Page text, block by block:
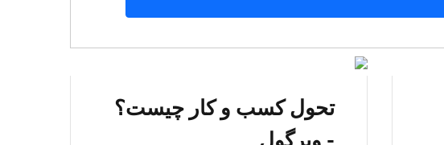
تحول کسب و کار چیست؟
- ویرگول